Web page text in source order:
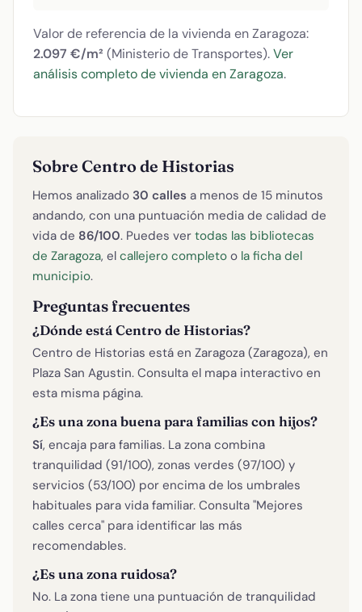
Valor de referencia de la vivienda en Zaragoza:
2.097 €/m² (Ministerio de Transportes).Ver
análisis completo de vivienda en Zaragoza.
Sobre Centro de Historias
Hemos analizado 30 calles a menos de 15 minutos
andando, con una puntuación media de calidad de
vida de 86/100. Puedes ver todas las bibliotecas
de Zaragoza, el callejero completo o la ficha del
municipio.
Preguntas frecuentes
¿Dónde está Centro de Historias?
Centro de Historias está en Zaragoza (Zaragoza), en
Plaza San Agustin. Consulta el mapa interactivo en
esta misma página.
¿Es una zona buena para familias con hijos?
Sí, encaja para familias. La zona combina
tranquilidad (91/100), zonas verdes (97/100) y
servicios (53/100) por encima de los umbrales
habituales para vida familiar. Consulta "Mejores
calles cerca" para identificar las más
recomendables.
¿Es una zona ruidosa?
No. La zona tiene una puntuación de tranquilidad